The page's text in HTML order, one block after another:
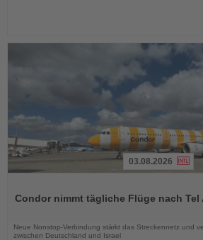
die
03.08.2026
Condor nimmt tägliche Flüge nach Tel
Neue Nonstop-Verbindung stärkt das Streckennetz und
zwischen Deutschland und Israel